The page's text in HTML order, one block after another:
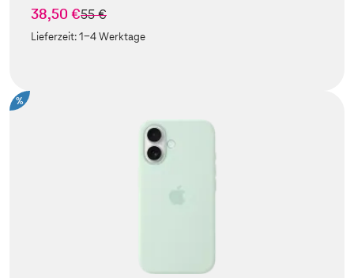
38,50 €statt
55 €
Lieferzeit:1-4 Werktage
%